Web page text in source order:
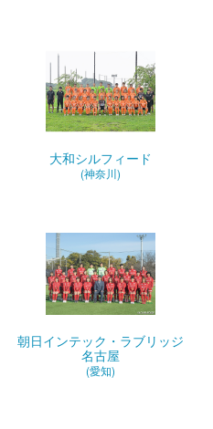
大和シルフィード
(神奈川)
朝日インテック・ラブリッジ
名古屋
(愛知)